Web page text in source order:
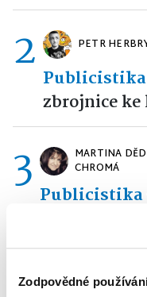
Zodpovědné
2 PETR
Publicistika
zbrojnice
3
MARTINA
CHROMÁ
Publicistika
CHROMÁ